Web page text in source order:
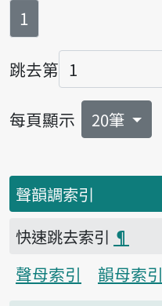
第
1
跳去第
頁碼
每頁顯示 20筆
聲韻調索引
快速跳去索引 ¶
聲母索引
韻母索引